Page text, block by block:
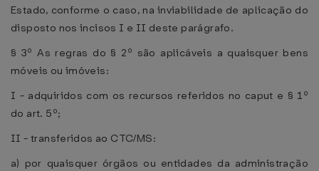
Estado, conforme o caso, na inviabilidade de aplicação do
disposto nos incisos I e II deste parágrafo.
§ 3º As regras do § 2º são aplicáveis a quaisquer bens
móveis ou imóveis:
I - adquiridos com os recursos referidos no caput e § 1º
do art. 5º;
II - transferidos ao CTC/MS:
a) por quaisquer órgãos ou entidades da administração